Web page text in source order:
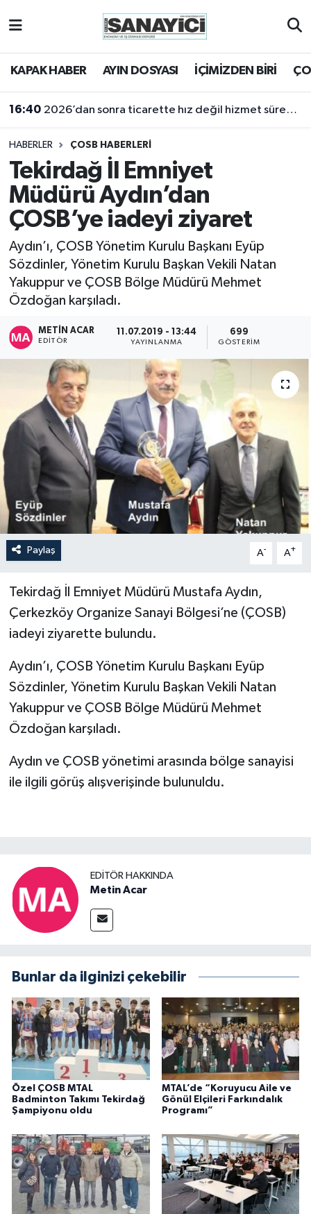
KAPAK HABER AYIN DOSYASI İÇİMİZDEN BİRİ
16:40 2026’dan sonra ticarette hız değil hizmet sürekliliği öne çıkacak
HABERLER ÇOSB HABERLERİ
Tekirdağ İl Emniyet
Müdürü Aydın’dan
ÇOSB’ye iadeyi ziyaret
Aydın’ı, ÇOSB Yönetim Kurulu Başkanı Eyüp
Sözdinler, Yönetim Kurulu Başkan Vekili Natan
Yakuppur ve ÇOSB Bölge Müdürü Mehmet
Özdoğan karşıladı.
METIN ACAR
EDITÖR
11.07.2019 - 13:44
YAYINLANMA
699
GÖSTERIM
Paylaş A- A+
Tekirdağ İl Emniyet Müdürü Mustafa Aydın,
Çerkezköy Organize Sanayi Bölgesi’ne (ÇOSB)
iadeyi ziyarette bulundu.
Aydın’ı, ÇOSB Yönetim Kurulu Başkanı Eyüp
Sözdinler, Yönetim Kurulu Başkan Vekili Natan
Yakuppur ve ÇOSB Bölge Müdürü Mehmet
Özdoğan karşıladı.
Aydın ve ÇOSB yönetimi arasında bölge sanayisi
ile ilgili görüş alışverişinde bulunuldu.
EDITÖR HAKKINDA
Metin Acar
Bunlar da ilginizi çekebilir
Özel ÇOSB MTAL
Badminton Takımı Tekirdağ
Şampiyonu oldu
MTAL’de “Koruyucu Aile ve
Gönül Elçileri Farkındalık
Programı”
Tekirdağ Nöbetçi Eczaneler
Tekirdağ Trafik Yoğunluk Haritası
Süper Lig Puan Durumu ve Fikstür
Tüm Manşetler
Son Dakika Haberleri
Haber Arşivi